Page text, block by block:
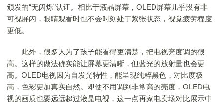
颁发的“无闪烁”认证。相比于液晶屏幕，OLED屏幕几乎没有非
可视屏闪，眼睛观看时也不会时刻处于紧张状态，视觉疲劳程度
更低。
此外，很多人为了孩子能看得更清楚，把电视亮度调的很
高。这样的做法确实能让屏幕更清晰，但蓝光的放射量也会更
高。OLED电视因为自发光特性，能呈现纯粹黑色，对比度极
高，色彩更加真实自然。即使不用调到非常高的亮度，OLED电
视的画质也要远远超过液晶电视，这一点再家电卖场对比展示中